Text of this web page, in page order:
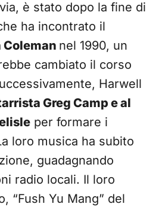
è stato dopo la fine di
ha incontrato il
Coleman nel 1990, un
cambiato il corso
Harwell
Greg Camp e al
per formare i
loro musica ha subito
guadagnando
radio locali. Il loro
“Fush Yu Mang” del